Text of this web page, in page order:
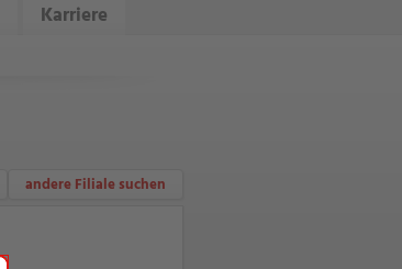
Karriere
andere Filiale suchen